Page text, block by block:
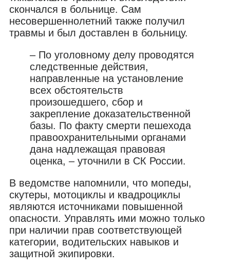
скончался в больнице. Сам
несовершеннолетний также получил
травмы и был доставлен в больницу.
– По уголовному делу проводятся
следственные действия,
направленные на установление
всех обстоятельств
произошедшего, сбор и
закрепление доказательственной
базы. По факту смерти пешехода
правоохранительными органами
дана надлежащая правовая
оценка, – уточнили в СК России.
В ведомстве напомнили, что мопеды,
скутеры, мотоциклы и квадроциклы
являются источниками повышенной
опасности. Управлять ими можно только
при наличии прав соответствующей
категории, водительских навыков и
защитной экипировки.